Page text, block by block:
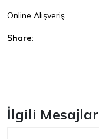
Online Alışveriş
Share:
İlgili Mesajlar